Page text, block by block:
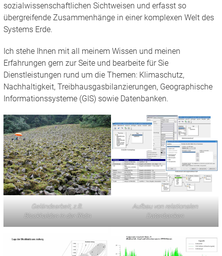
sozialwissenschaftlichen Sichtweisen und erfasst so
übergreifende Zusammenhänge in einer komplexen Welt des
Systems Erde.
Ich stehe Ihnen mit all meinem Wissen und meinen
Erfahrungen gern zur Seite und bearbeite für Sie
Dienstleistungen rund um die Themen: Klimaschutz,
Nachhaltigkeit, Treibhausgasbilanzierungen, Geographische
Informationssysteme (GIS) sowie Datenbanken.
Geländearbeit, z.B.
Blockhalden in der Rhön
Aufbau von relationalen
Datenbanken